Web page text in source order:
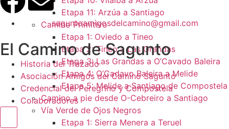
Etapa 11: Arzúa a Santiago
Camino Primitivo
Etapa 1: Oviedo a Tineo
Etapa 2: Tineo a Las Grandas
Etapa 3: Las Grandas a O’Cavado Baleira
Etapa 4: O’Cadavo Baleira a Melide
Etapa 5: Melide a Santiago de Compostela
Camino a pie desde O-Cebreiro a Santiago
Vía Verde de Ojos Negros
Etapa 1: Sierra Menera a Teruel
saguntoamigosdelcamino@gmail.com
El Camino de Sagunto
Historia del Trazado
Asociación Amigos del Camino Sagunto
Credencial del Peregrino y Compostela
Colaboradores
Menú conmutador hamburguesa